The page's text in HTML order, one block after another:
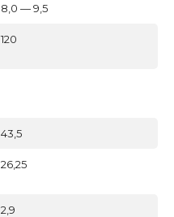
8,0 — 9,5
120
43,5
26,25
2,9